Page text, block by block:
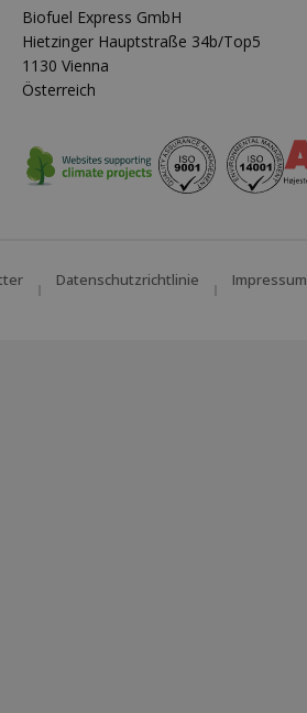
Biofuel Express GmbH
Hietzinger Hauptstraße 34b/Top5
1130 Vienna
Österreich
Datenschutzrichtlinie Impressum